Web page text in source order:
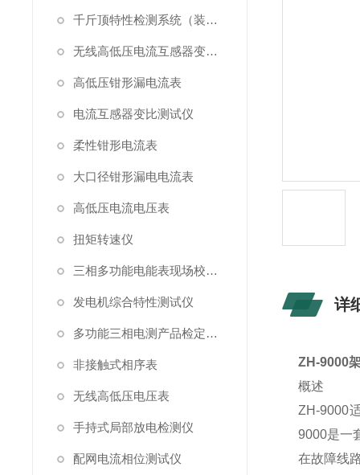
千斤顶特性检测系统（装置）
无线高低压电流互感器变比测试仪
高低压钳形漏电流表
电流互感器变比测试仪
柔性钳形电流表
大口径钳形漏电电流表
高低压电流电压表
扭矩转速仪
三相多功能电能表现场校验仪
发电机综合特性测试仪
多功能三相电测产品检定装置
非接触式相序表
无线高低压电压表
手持式局部放电检测仪
配网电流相位测试仪
详
ZH-9000
概述
ZH-9000
9000是一
在故障线